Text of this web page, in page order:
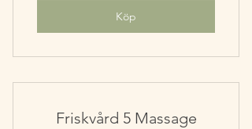
Köp
Friskvård 5 Massage